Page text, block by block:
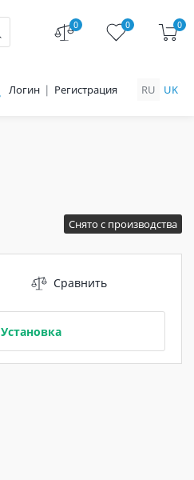
0 0 0
Логин Регистрация RU UK
Снято с производства
Сравнить
Установка